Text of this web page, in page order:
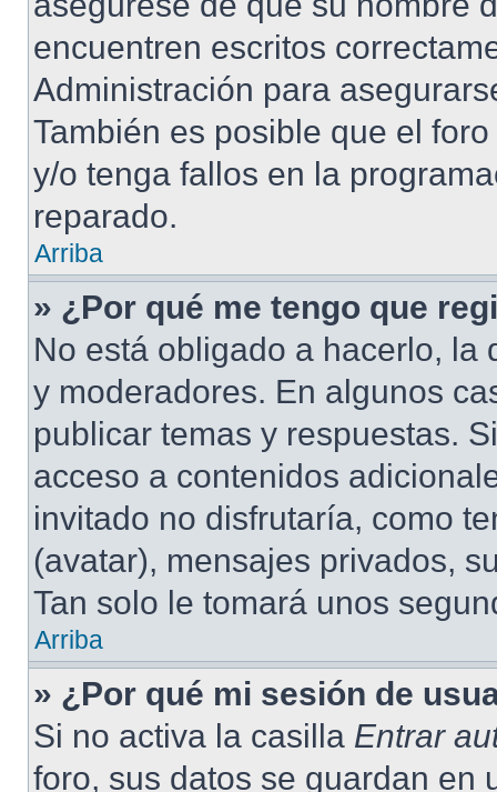
encuentren escritos
Administración para
También es posible que el
y/o tenga fallos en la
reparado.
Arriba
» ¿Por qué me tengo que
No está obligado a hacerlo, la
y moderadores. En algunos
publicar temas y respuestas.
acceso a contenidos
invitado no disfrutaría, como
(avatar), mensajes privados,
Tan solo le tomará unos
Arriba
» ¿Por qué mi sesión de
Si no activa la casilla Entrar
foro, sus datos se guardan en